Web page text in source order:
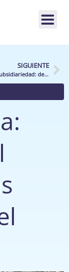
SIGUIENTE
IA, humanos y subsidiariedad: devolver el sentido a las operaciones en tienda